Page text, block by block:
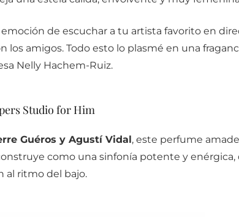
emoción de escuchar a tu artista favorito en
los amigos. Todo esto lo plasmé en una
Nelly Hachem-Ruiz.
Studio for Him
Guéros y Agustí Vidal, este perfume
como una sinfonía potente y enérgica,
al ritmo del bajo.